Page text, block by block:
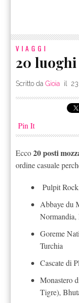
VIAGGI
20
Scritto daGioia il
Pin It
Ecco20 posti
ordine casuale
Pulpit
Abbaye du
Normandia,
Goreme
Turchia
Cascate di
Monastero
Tigre),